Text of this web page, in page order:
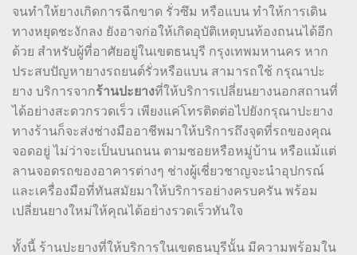
จนทำให้ยางเกิดการฉีกขาด รั่วซึม หรือแบน ทำให้การเดิน
ทางหยุดชะงักลง ยังอาจก่อให้เกิดอุบัติเหตุบนท้องถนนได้อีก
ด้วย สำหรับผู้ที่อาศัยอยู่ในเขตธนบุรี กรุงเทพมหานคร หาก
ประสบปัญหายางรถยนต์รั่วหรือแบน สามารถใช้ กรุณาปะ
ยาง บริการจากร้านปะยางที่ให้บริการเปลี่ยนยางนอกสถานที่
ได้อย่างสะดวกรวดเร็ว เพียงแค่โทรติดต่อไปยังกรุณาปะยาง
ทางร้านก็จะส่งช่างมืออาชีพมาให้บริการถึงจุดที่รถของคุณ
จอดอยู่ ไม่ว่าจะเป็นบนถนน ตามซอยหรือหมู่บ้าน หรือแม้แต่
ลานจอดรถของอาคารต่างๆ ช่างผู้เชี่ยวชาญจะนำอุปกรณ์
และเครื่องมือที่ทันสมัยมาให้บริการอย่างครบครัน พร้อม
เปลี่ยนยางใหม่ให้คุณได้อย่างรวดเร็วทันใจ
ทั้งนี้ ร้านปะยางที่ให้บริการในเขตธนบุรีนั้น มีความพร้อมใน